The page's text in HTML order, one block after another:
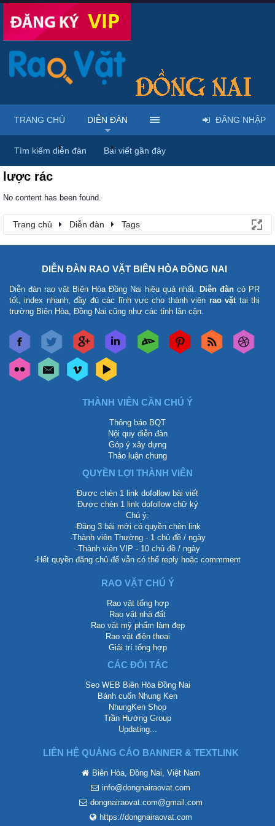
Trang chủ Diễn đàn Tags
lược rác
No content has been found.
Trang chủ Diễn đàn Tags
TRANG CHỦ DIỄN ĐÀN
Tìm kiếm diễn đàn Bài viết gần đây
ĐĂNG NHẬP
DIỄN ĐÀN RAO VẶT BIÊN HÒA ĐỒNG NAI
Diễn đàn rao vặt Biên Hòa Đồng Nai hiệu quả nhất. Diễn đàn có PR
tốt, index nhanh, đầy đủ các lĩnh vực cho thành viên rao vặttại thị
trường Biên Hòa, Đồng Nai cũng như các tỉnh lân cận.
THÀNH VIÊN CẦN CHÚ Ý
Thông báo BQT
Nội quy diễn đàn
Góp ý xây dựng
Thảo luận chung
QUYỀN LỢI THÀNH VIÊN
Được chèn 1 link dofollow bài viết
Được chèn 1 link dofollow chữ ký
Chú ý:
-Đăng 3 bài mới có quyền chèn link
-Thành viên Thường - 1 chủ đề / ngày
-Thành viên VIP - 10 chủ đề / ngày
-Hết quyền đăng chủ để vẫn có thể reply hoặc commment
RAO VẶT CHÚ Ý
Rao vặt tổng hợp
Rao vặt nhà đất
Rao vặt mỹ phẩm làm đẹp
Rao vặt điện thoại
Giải trí tổng hợp
CÁC ĐỐI TÁC
Seo WEB Biên Hòa Đồng Nai
Bánh cuốn Nhung Ken
NhungKen Shop
Trần Hướng Group
Updating...
LIÊN HỆ QUẢNG CÁO BANNER & TEXTLINK
Biên Hòa, Đồng Nai, Việt Nam
info@dongnairaovat.com
dongnairaovat.com@gmail.com
https://dongnairaovat.com